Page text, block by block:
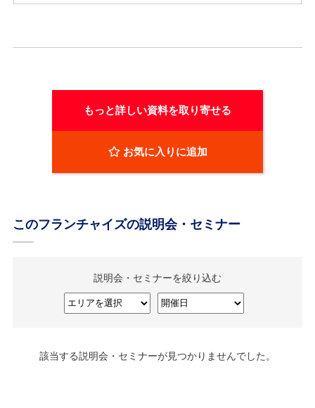
もっと詳しい資料を取り寄せる
お気に入りに追加
このフランチャイズの説明会・セミナー
説明会・セミナーを絞り込む
該当する説明会・セミナーが見つかりませんでした。